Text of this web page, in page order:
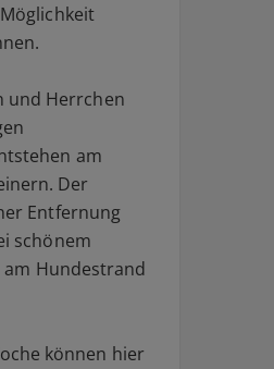
und Herrchen
am
Der
Entfernung
schönem
Hundestrand
können hier